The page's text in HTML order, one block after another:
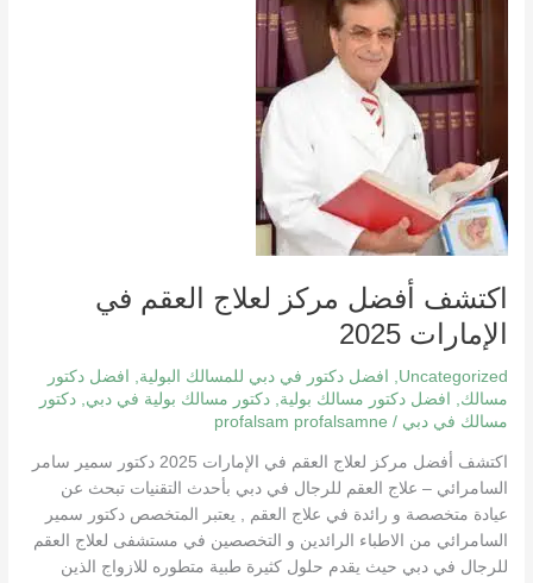
اكتشف أفضل مركز لعلاج العقم في
الإمارات 2025
Uncategorized
, افضل دكتور في دبي للمسالك البولية,
افضل دكتور
مسالك, افضل دكتور مسالك بولية,دكتور مسالك بولية في دبي,دكتور
مسالك في دبي /
profalsam profalsamne
اكتشف أفضل مركز لعلاج العقم في الإمارات 2025 دكتور سمير سامر
السامرائي – علاج العقم للرجال في دبي بأحدث التقنيات تبحث عن
عيادة متخصصة و رائدة في علاج العقم , يعتبر المتخصص دكتور سمير
السامرائي من الاطباء الرائدين و التخصصين في مستشفى لعلاج العقم
للرجال في دبي حيث يقدم حلول كثيرة طبية متطوره للازواج الذين
أفضل
العقم
2025